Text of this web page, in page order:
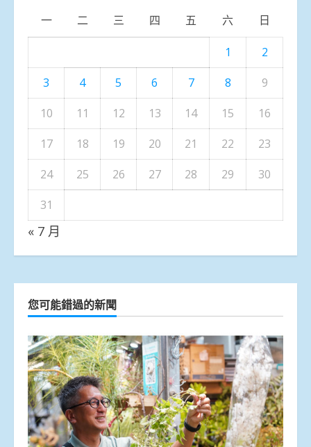
一 二 三 四 五 六 日
1
2
3
4 5 6 7 8
9
10
11 12 13 14 15
16
17
18 19 20 21 22
23
24
25 26 27 28 29
30
31
« 7 月
您可能錯過的新聞